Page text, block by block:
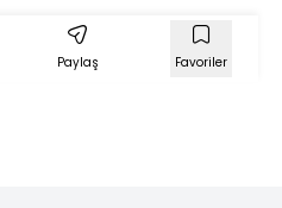
Paylaş Favoriler